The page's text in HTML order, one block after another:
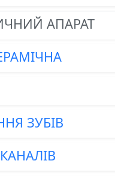
АПАРАТ
ЗУБІВ